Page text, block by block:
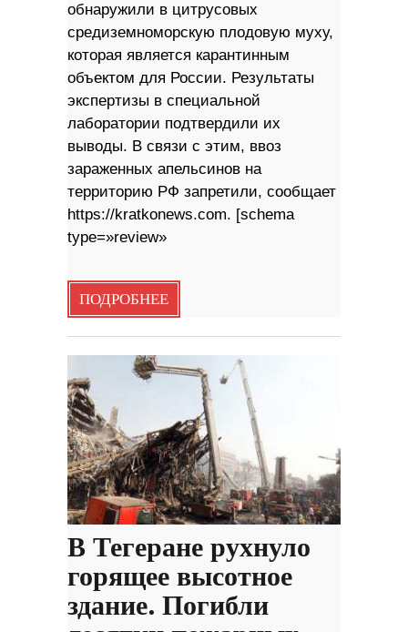
обнаружили в цитрусовых
средиземноморскую плодовую муху,
которая является карантинным
объектом для России. Результаты
экспертизы в специальной
лаборатории подтвердили их
выводы. В связи с этим, ввоз
зараженных апельсинов на
территорию РФ запретили, сообщает
https://kratkonews.com. [schema
type=»review»
ПОДРОБНЕЕ
В Тегеране рухнуло
горящее высотное
здание. Погибли